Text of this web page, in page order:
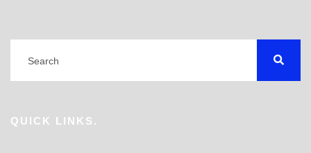
QUICK LINKS.